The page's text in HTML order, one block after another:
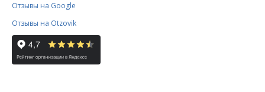
Отзывы на Google
Отзывы на Otzovik